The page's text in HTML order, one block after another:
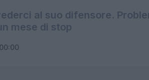
al suo difensore.
mese di stop